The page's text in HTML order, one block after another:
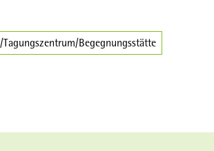
Begegnungsstätte